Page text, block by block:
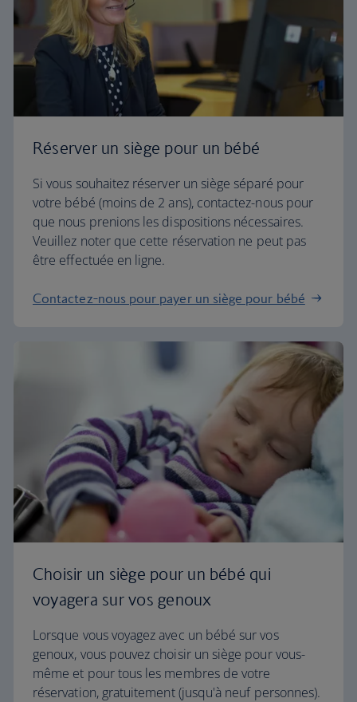
Réserver un siège pour un bébé
Si vous souhaitez réserver un siège séparé pour
votre bébé (moins de 2 ans), contactez-nous pour
que nous prenions les dispositions nécessaires.
Veuillez noter que cette réservation ne peut pas
être effectuée en ligne.
Contactez-nous pour payer un siège pour bébé
Choisir un siège pour un bébé qui
voyagera sur vos genoux
Lorsque vous voyagez avec un bébé sur vos
genoux, vous pouvez choisir un siège pour vous-
même et pour tous les membres de votre
réservation, gratuitement (jusqu'à neuf personnes).